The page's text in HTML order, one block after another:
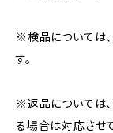
※検品については
す。
※返品については
る場合は対応させ